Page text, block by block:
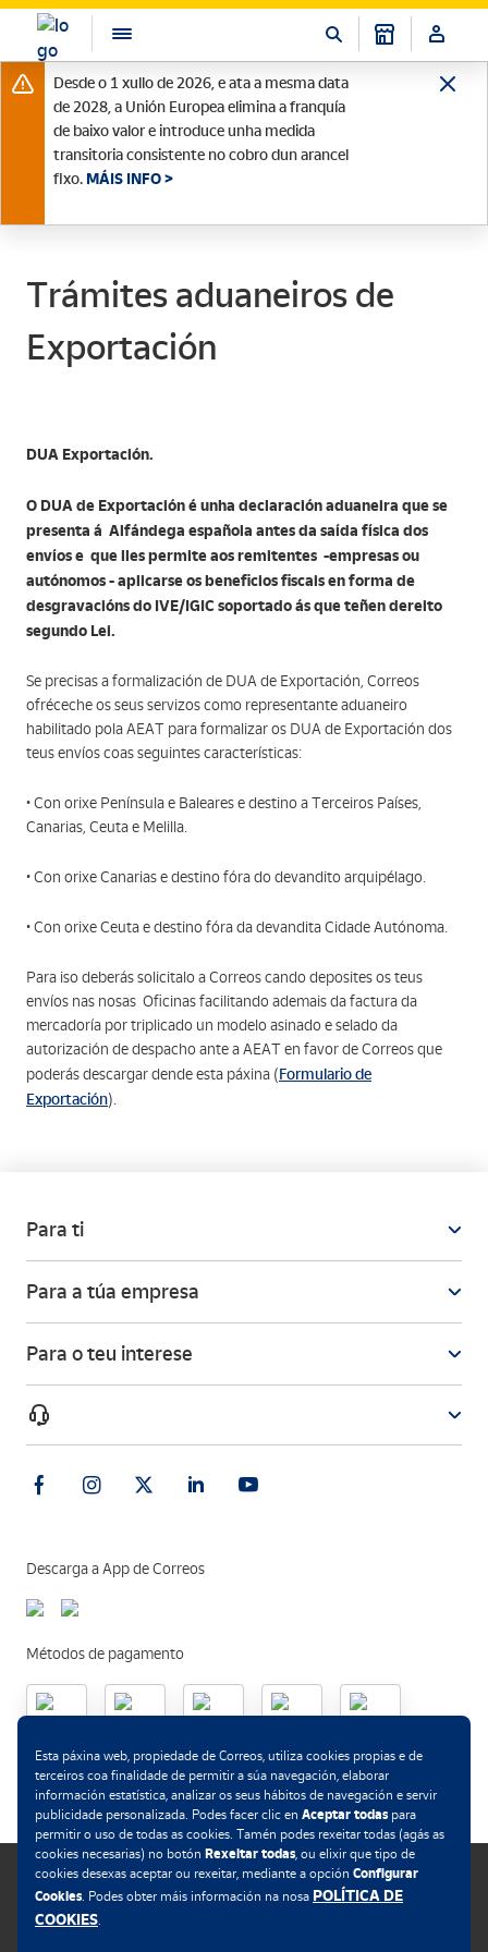
Desde o 1 xullo de 2026, e ata a mesma data
de 2028, a Unión Europea elimina a franquía
de baixo valor e introduce unha medida
transitoria consistente no cobro dun arancel
fixo. MÁIS INFO >
Trámites aduaneiros de
Exportación
DUA Exportación.
O DUA de Exportación é unha declaración aduaneira que se
presenta á Alfándega española antes da saída física dos
envíos e que lles permite aos remitentes -empresas ou
autónomos - aplicarse os beneficios fiscais en forma de
desgravacións do IVE/IGIC soportado ás que teñen dereito
segundo Lei.
Se precisas a formalización de DUA de Exportación, Correos
ofréceche os seus servizos como representante aduaneiro
habilitado pola AEAT para formalizar os DUA de Exportación dos
teus envíos coas seguintes características:
• Con orixe Península e Baleares e destino a Terceiros Países,
Canarias, Ceuta e Melilla.
• Con orixe Canarias e destino fóra do devandito arquipélago.
• Con orixe Ceuta e destino fóra da devandita Cidade Autónoma.
Para iso deberás solicitalo a Correos cando deposites os teus
envíos nas nosas Oficinas facilitando ademais da factura da
mercadoría por triplicado un modelo asinado e selado da
autorización de despacho ante a AEAT en favor de Correos que
poderás descargar dende esta páxina (Formulario de
Exportación).
Para ti
Para a túa empresa
Para o teu interese
Descarga a App de Correos
Métodos de pagamento
Esta páxina web, propiedade de Correos, utiliza cookies propias e de
terceiros coa finalidade de permitir a súa navegación, elaborar
información estatística, analizar os seus hábitos de navegación e servir
publicidade personalizada. Podes facer clic en Aceptar todaspara
permitir o uso de todas as cookies. Tamén podes rexeitar todas (agás as
cookies necesarias) no botón Rexeitar todas, ou elixir que tipo de
cookies desexas aceptar ou rexeitar, mediante a opción Configurar
Cookies. Podes obter máis información na nosa POLÍTICA DE
COOKIES.